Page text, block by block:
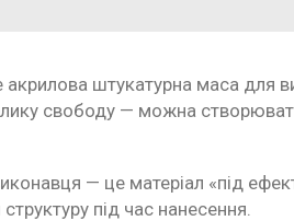
акрилова штукатурна маса для
свободу — можна
— це матеріал «під
під час нанесення.